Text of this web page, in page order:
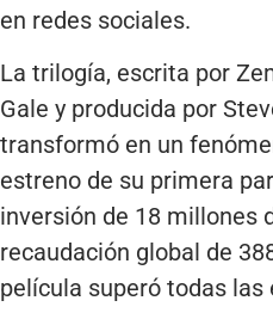
en redes sociales.
La trilogía, escrita por
Gale y producida por
transformó en un
estreno de su primera
inversión de 18 millones
recaudación global de
película superó todas las